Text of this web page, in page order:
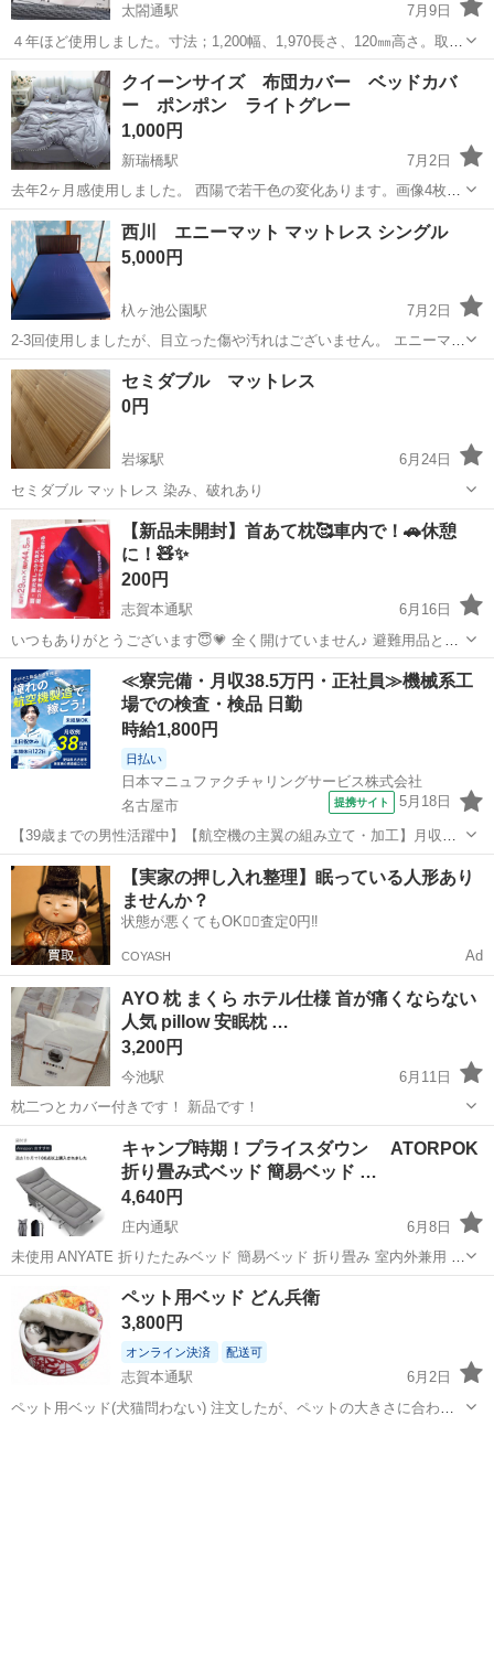
太閤通駅
7月9日
４年ほど使用しました。寸法；1,200幅、1,970長さ、120㎜高さ。取り
来ていただける方。ベッドフレームはありません。ベッド（スプリン
グタイプ）単体のみです。
名古屋市 太閤通駅 ベッド
クイーンサイズ 布団カバー ベッドカバ
ー ポンポン ライトグレー
1,000円
新瑞橋駅
7月2日
去年2ヶ月感使用しました。 西陽で若干色の変化あります。画像4枚目
参照。 【布団カバー クイーンベッド】 掛け布団カバー：210*210cm
【独特なデザイン】 掛けふとんカバーの周りにカワイイポンポンたっ
ぷり...
愛知 名古屋市 ベッド
西川 エニーマット マットレス シングル
5,000円
杁ヶ池公園駅
7月2日
2-3回使用しましたが、目立った傷や汚れはございません。 エニーマッ
トマットレス シングル高反発 ウェーブ構造 通気性 ベッドでも床でも
使用OK 洗濯可能な側生地 折りたたみ 収納用固定ベルト付き 敷布団
スリープラインby...
愛知 名古屋市 杁ヶ池公園駅
セミダブル マットレス
0円
岩塚駅
6月24日
セミダブル マットレス 染み、破れあり
愛知 名古屋市 岩塚駅 ベッド
【新品未開封】首あて枕🥰車内で！🚗休憩
に！🧸✨
200円
志賀本通駅
6月16日
いつもありがとうございます😇💗 全く開けていません♪ 避難用品とし
て購入しました😊 ネイビー色の、膨らませて使うタイプの枕です。
29 CM ✕ 44.5 CM です♪ 他にも多数出品しておりま...
愛知 名古屋市 志賀本通駅 ベッド Cdw
≪寮完備・月収38.5万円・正社員≫機械系工
場での検査・検品 日勤
時給1,800円
日払い
日本マニュファクチャリングサービス株式会社
名古屋市
提携サイト 5月18日
【39歳までの男性活躍中】【航空機の主翼の組み立て・加工】月収例
38万以上／1DKの社宅完備！ 人気の工場のお仕事/chu250808 民間航
空機部品の加工、組立をお任せします！ 〈お仕事内容〉 アルミ製及び
CFRP製（炭...
愛知 名古屋市 その他
【実家の押し入れ整理】眠っている人形あり
ませんか？
状態が悪くてもOK🙆‍♀️査定0円‼️
COYASH Ad
AYO 枕 まくら ホテル仕様 首が痛くならない
人気 pillow 安眠枕 …
3,200円
今池駅
6月11日
枕二つとカバー付きです！ 新品です！
愛知 名古屋市 今池駅 ベッド
キャンプ時期！プライスダウン ATORPOK
折り畳み式ベッド 簡易ベッド …
4,640円
庄内通駅
6月8日
未使用 ANYATE 折りたたみベッド 簡易ベッド 折り畳み 室内外兼用 折
り畳み式ベッド アウトドア キャンプ用のコット 収納便利 耐荷重：
200KG 専用収納袋付き ※色はオレンジ系ピンクになります※ サイズ
は画像にて...
名古屋市 庄内通駅 ベッド コット
ペット用ベッド どん兵衛
3,800円
オンライン決済 配送可
志賀本通駅
6月2日
ペット用ベッド(犬猫問わない) 注文したが、ペットの大きさに合わず